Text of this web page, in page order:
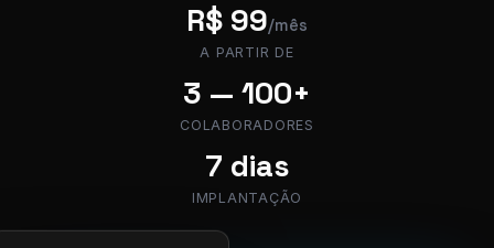
R$ 99/mês
A PARTIR DE
3 — 100+
COLABORADORES
7 dias
IMPLANTAÇÃO